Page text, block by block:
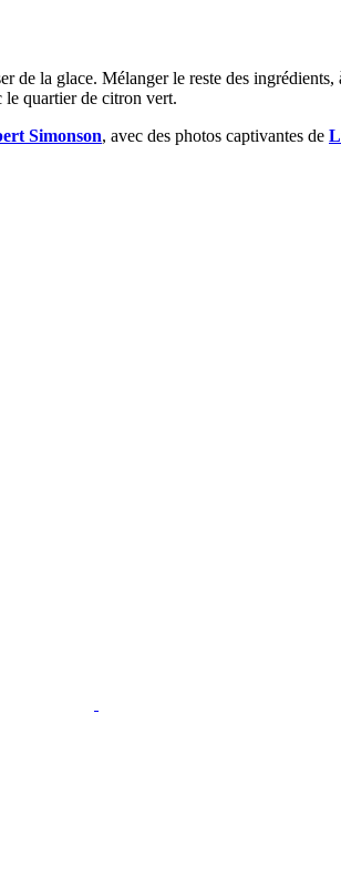
de la glace. Mélanger le reste des
le quartier de citron vert.
Simonson, avec des photos captivantes de